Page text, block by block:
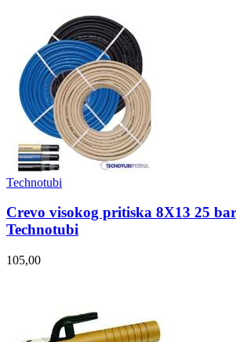
Technotubi
Crevo visokog pritiska 8X13 25
Technotubi
105,00